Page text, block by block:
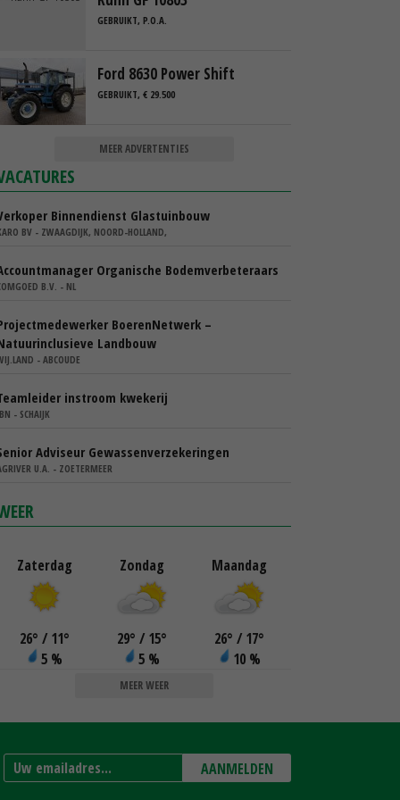
GEBRUIKT, P.O.A.
Ford 8630 Power Shift
GEBRUIKT, € 29.500
MEER ADVERTENTIES
Binnendienst Glastuinbouw
BV - ZWAAGDIJK, NOORD-HOLLAND,
Organische Bodemverbeteraars
B.V. - NL
BoerenNetwerk –
Landbouw
- ABCOUDE
instroom kwekerij
- SCHAIJK
Adviseur Gewassenverzekeringen
U.A. - ZOETERMEER
Zaterdag
26° / 11°
5 %
Zondag
29° / 15°
5 %
Maandag
26° / 17°
10 %
MEER WEER
AANMELDEN